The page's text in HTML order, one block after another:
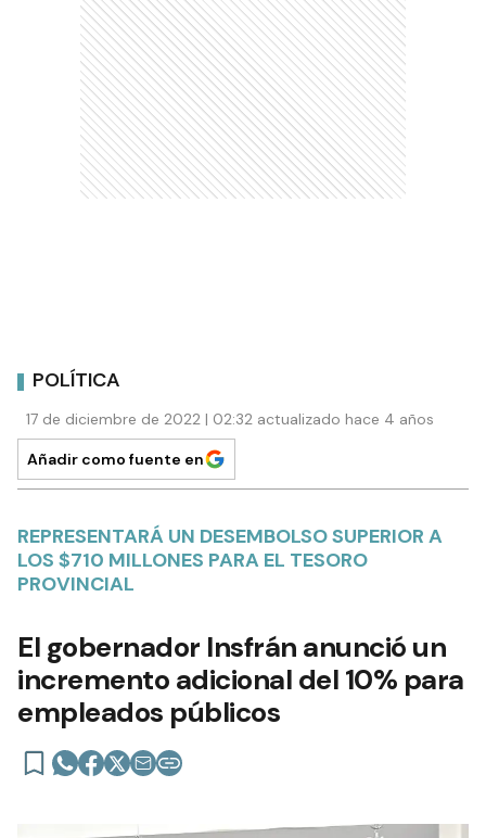
POLÍTICA
17 de diciembre de 2022 | 02:32 actualizado hace 4 años
Añadir como fuente en
REPRESENTARÁ UN DESEMBOLSO SUPERIOR A
LOS $710 MILLONES PARA EL TESORO
PROVINCIAL
El gobernador Insfrán anunció un
incremento adicional del 10% para
empleados públicos